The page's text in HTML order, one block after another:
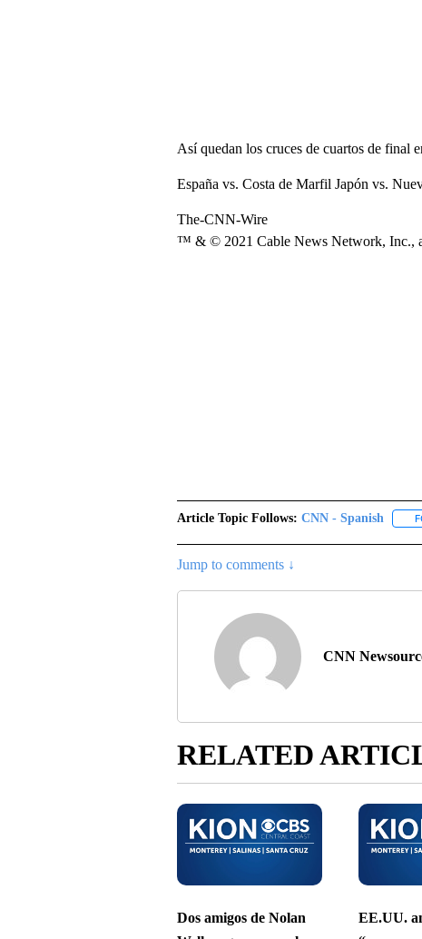
Así quedan los cruces de cuartos de final
España vs. Costa de Marfil Japón vs.
The-CNN-Wire
™ & © 2021 Cable News Network, Inc.,
Article Topic Follows: CNN - Spanish
Jump to comments ↓
CNN
RELATED
Dos amigos de Nolan
EE.UU.